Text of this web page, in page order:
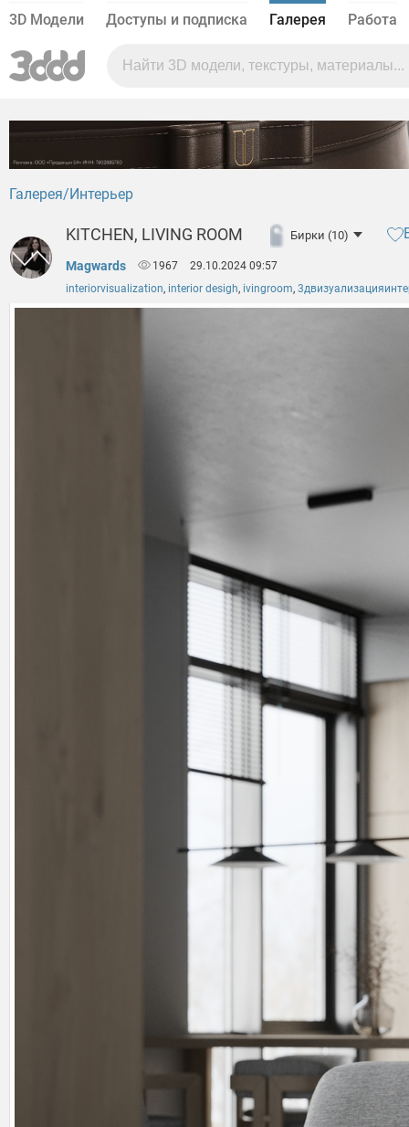
3D Модели Доступы и подписка Галерея Работа
Галерея Интерьер
KITCHEN, LIVING ROOM Бирки (10)
Magwards 1967
29.10.2024 09:57
interiorvisualization, interior desigh, ivingroom,